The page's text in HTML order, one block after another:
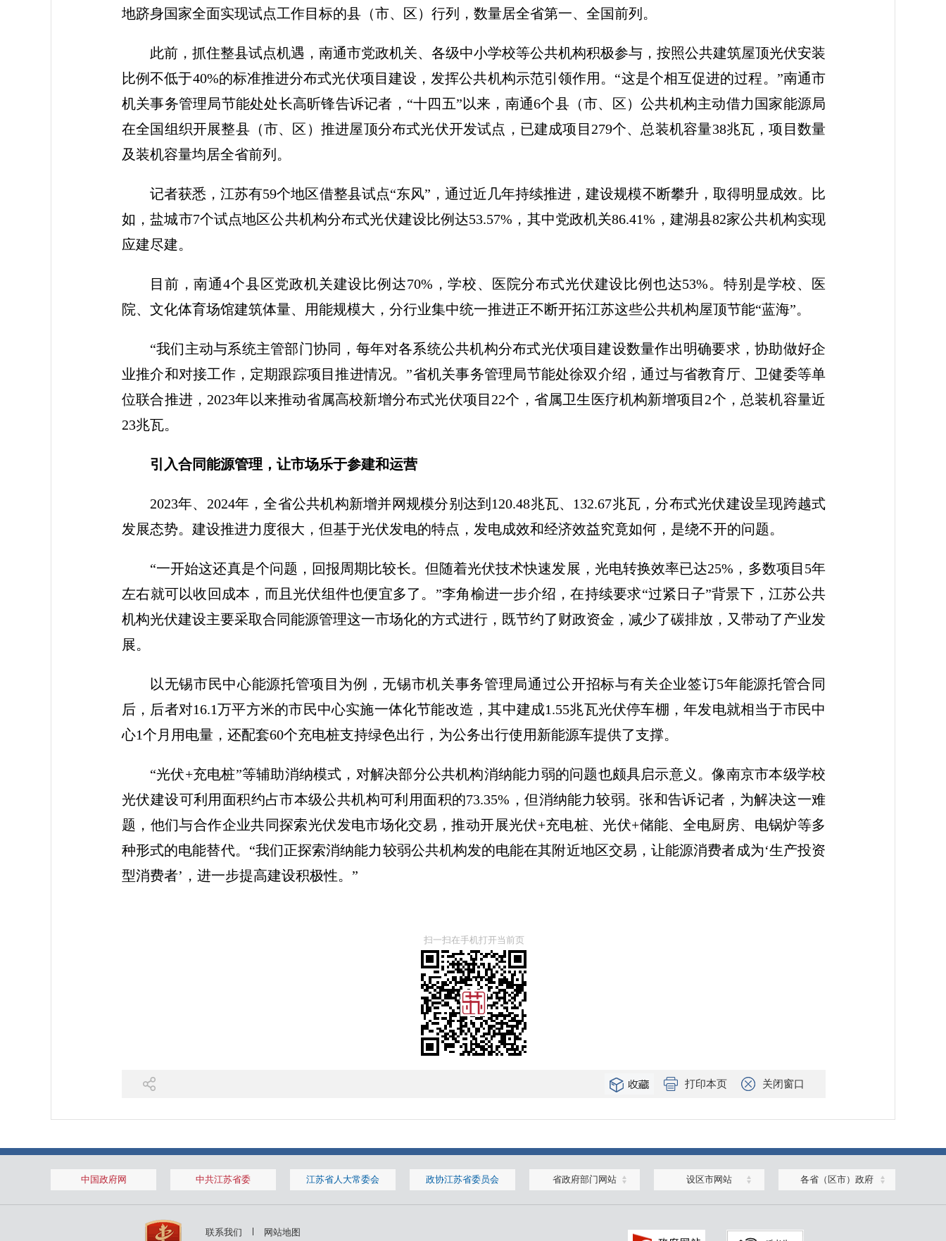
地跻身国家全面实现试点工作目标的县（市、区）行列，数量居全省第一、全国前列。
此前，抓住整县试点机遇，南通市党政机关、各级中小学校等公共机构积极参与，按照公共建筑屋顶光伏安装
比例不低于40%的标准推进分布式光伏项目建设，发挥公共机构示范引领作用。“这是个相互促进的过程。”南通市
机关事务管理局节能处处长高昕锋告诉记者，“十四五”以来，南通6个县（市、区）公共机构主动借力国家能源局
在全国组织开展整县（市、区）推进屋顶分布式光伏开发试点，已建成项目279个、总装机容量38兆瓦，项目数量
及装机容量均居全省前列。
记者获悉，江苏有59个地区借整县试点“东风”，通过近几年持续推进，建设规模不断攀升，取得明显成效。比
如，盐城市7个试点地区公共机构分布式光伏建设比例达53.57%，其中党政机关86.41%，建湖县82家公共机构实现
应建尽建。
目前，南通4个县区党政机关建设比例达70%，学校、医院分布式光伏建设比例也达53%。特别是学校、医
院、文化体育场馆建筑体量、用能规模大，分行业集中统一推进正不断开拓江苏这些公共机构屋顶节能“蓝海”。
“我们主动与系统主管部门协同，每年对各系统公共机构分布式光伏项目建设数量作出明确要求，协助做好企
业推介和对接工作，定期跟踪项目推进情况。”省机关事务管理局节能处徐双介绍，通过与省教育厅、卫健委等单
位联合推进，2023年以来推动省属高校新增分布式光伏项目22个，省属卫生医疗机构新增项目2个，总装机容量近
23兆瓦。
引入合同能源管理，让市场乐于参建和运营
2023年、2024年，全省公共机构新增并网规模分别达到120.48兆瓦、132.67兆瓦，分布式光伏建设呈现跨越式
发展态势。建设推进力度很大，但基于光伏发电的特点，发电成效和经济效益究竟如何，是绕不开的问题。
“一开始这还真是个问题，回报周期比较长。但随着光伏技术快速发展，光电转换效率已达25%，多数项目5年
左右就可以收回成本，而且光伏组件也便宜多了。”李角榆进一步介绍，在持续要求“过紧日子”背景下，江苏公共
机构光伏建设主要采取合同能源管理这一市场化的方式进行，既节约了财政资金，减少了碳排放，又带动了产业发
展。
以无锡市民中心能源托管项目为例，无锡市机关事务管理局通过公开招标与有关企业签订5年能源托管合同
后，后者对16.1万平方米的市民中心实施一体化节能改造，其中建成1.55兆瓦光伏停车棚，年发电就相当于市民中
心1个月用电量，还配套60个充电桩支持绿色出行，为公务出行使用新能源车提供了支撑。
“光伏+充电桩”等辅助消纳模式，对解决部分公共机构消纳能力弱的问题也颇具启示意义。像南京市本级学校
光伏建设可利用面积约占市本级公共机构可利用面积的73.35%，但消纳能力较弱。张和告诉记者，为解决这一难
题，他们与合作企业共同探索光伏发电市场化交易，推动开展光伏+充电桩、光伏+储能、全电厨房、电锅炉等多
种形式的电能替代。“我们正探索消纳能力较弱公共机构发的电能在其附近地区交易，让能源消费者成为‘生产投资
型消费者’，进一步提高建设积极性。”
扫一扫在手机打开当前页
打印本页 关闭窗口
中国政府网 中共江苏省委 江苏省人大常委会 政协江苏省委员会 省政府部门网站 设区市网站 各省（区市）政府
联系我们 网站地图